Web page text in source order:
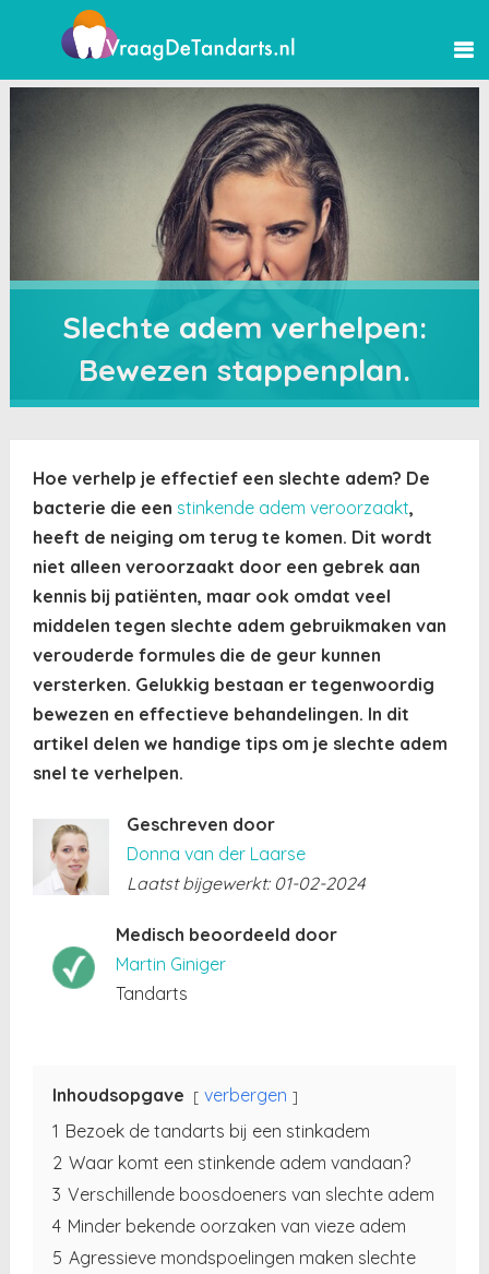
Slechte adem verhelpen:
Bewezen stappenplan.
Hoe verhelp je effectief een slechte adem? De
bacterie die een stinkende adem veroorzaakt,
heeft de neiging om terug te komen. Dit wordt
niet alleen veroorzaakt door een gebrek aan
kennis bij patiënten, maar ook omdat veel
middelen tegen slechte adem gebruikmaken van
verouderde formules die de geur kunnen
versterken. Gelukkig bestaan er tegenwoordig
bewezen en effectieve behandelingen. In dit
artikel delen we handige tips om je slechte adem
snel te verhelpen.
Geschreven door
Donna van der Laarse
Laatst bijgewerkt: 01-02-2024
Medisch beoordeeld door
Martin Giniger
Tandarts
Inhoudsopgave
verbergen
1 Bezoek de tandarts bij een stinkadem
2 Waar komt een stinkende adem vandaan?
3 Verschillende boosdoeners van slechte adem
4 Minder bekende oorzaken van vieze adem
5 Agressieve mondspoelingen maken slechte